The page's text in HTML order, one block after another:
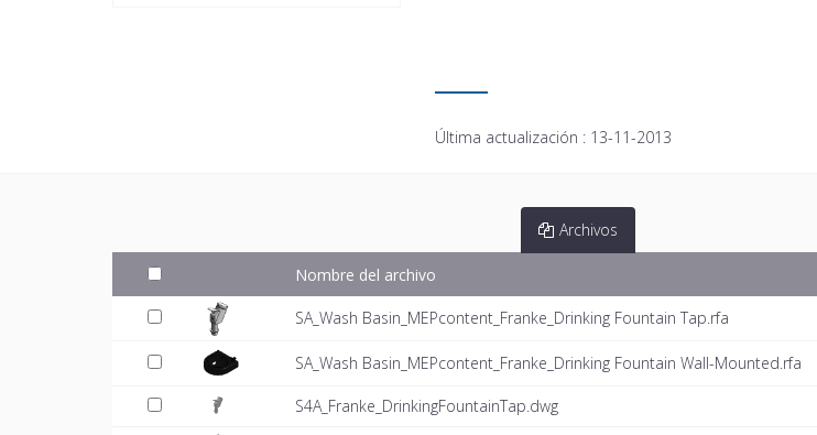
Última actualización : 13-11-2013
Archivos
Nombre del archivo
SA_Wash Basin_MEPcontent_Franke_Drinking Fountain Tap.rfa
SA_Wash Basin_MEPcontent_Franke_Drinking Fountain Wall-Mounted.rfa
S4A_Franke_DrinkingFountainTap.dwg